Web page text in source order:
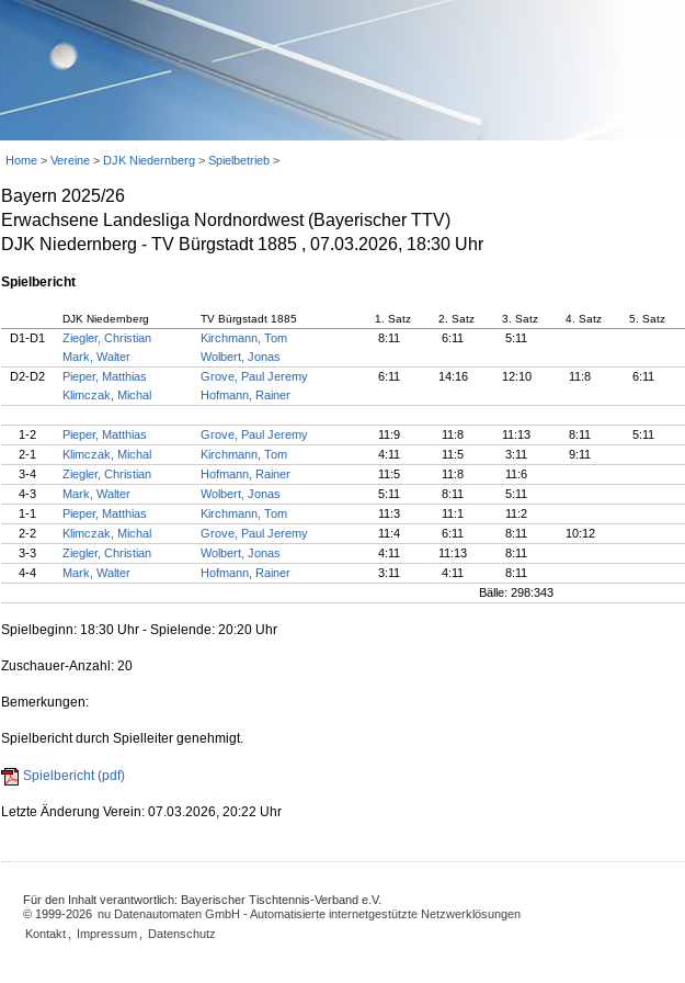
Home > Vereine > DJK Niedernberg > Spielbetrieb >
Bayern 2025/26
Erwachsene Landesliga Nordnordwest (Bayerischer TTV)
DJK Niedernberg - TV Bürgstadt 1885 , 07.03.2026, 18:30 Uhr
Spielbericht
DJK Niedernberg TV Bürgstadt 1885 1. Satz 2. Satz 3. Satz 4. Satz 5. Satz
D1-D1
Ziegler, Christian
Mark, Walter
Kirchmann, Tom
Wolbert, Jonas
8:11 6:11 5:11
D2-D2
Pieper, Matthias
Klimczak, Michal
Grove, Paul Jeremy
Hofmann, Rainer
6:11 14:16 12:10 11:8 6:11
1-2 Pieper, Matthias Grove, Paul Jeremy 11:9 11:8 11:13 8:11 5:11
2-1
Klimczak, Michal Kirchmann, Tom 4:11 11:5 3:11 9:11
3-4
Ziegler, Christian Hofmann, Rainer 11:5 11:8 11:6
4-3
Mark, Walter Wolbert, Jonas 5:11 8:11 5:11
1-1
Pieper, Matthias Kirchmann, Tom 11:3 11:1 11:2
2-2
Klimczak, Michal Grove, Paul Jeremy 11:4 6:11 8:11 10:12
3-3
Ziegler, Christian Wolbert, Jonas 4:11 11:13 8:11
4-4
Mark, Walter Hofmann, Rainer 3:11 4:11 8:11
Bälle: 298:343
Spielbeginn: 18:30 Uhr - Spielende: 20:20 Uhr
Zuschauer-Anzahl: 20
Bemerkungen:
Spielbericht durch Spielleiter genehmigt.
Spielbericht (pdf)
Letzte Änderung Verein: 07.03.2026, 20:22 Uhr
Für den Inhalt verantwortlich: Bayerischer Tischtennis-Verband e.V.
© 1999-2026 nu Datenautomaten GmbH - Automatisierte internetgestützte Netzwerklösungen
Kontakt
Impressum Datenschutz